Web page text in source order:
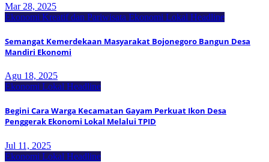
Mar 28, 2025
Ekonomi Kreatif dan Pariwisata Ekonomi Lokal Headline
Semangat Kemerdekaan Masyarakat Bojonegoro Bangun Desa
Mandiri Ekonomi
Agu 18, 2025
Ekonomi Lokal Headline
Begini Cara Warga Kecamatan Gayam Perkuat Ikon Desa
Penggerak Ekonomi Lokal Melalui TPID
Jul 11, 2025
Ekonomi Lokal Headline